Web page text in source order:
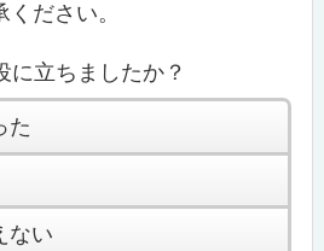
ださい。
に立ちましたか？
た
ない